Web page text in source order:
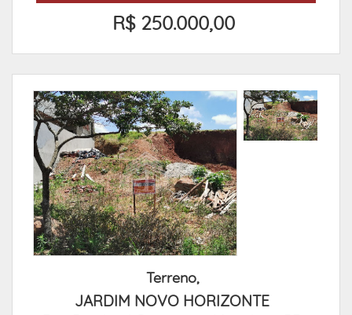
R$ 250.000,00
Terreno,
JARDIM NOVO HORIZONTE